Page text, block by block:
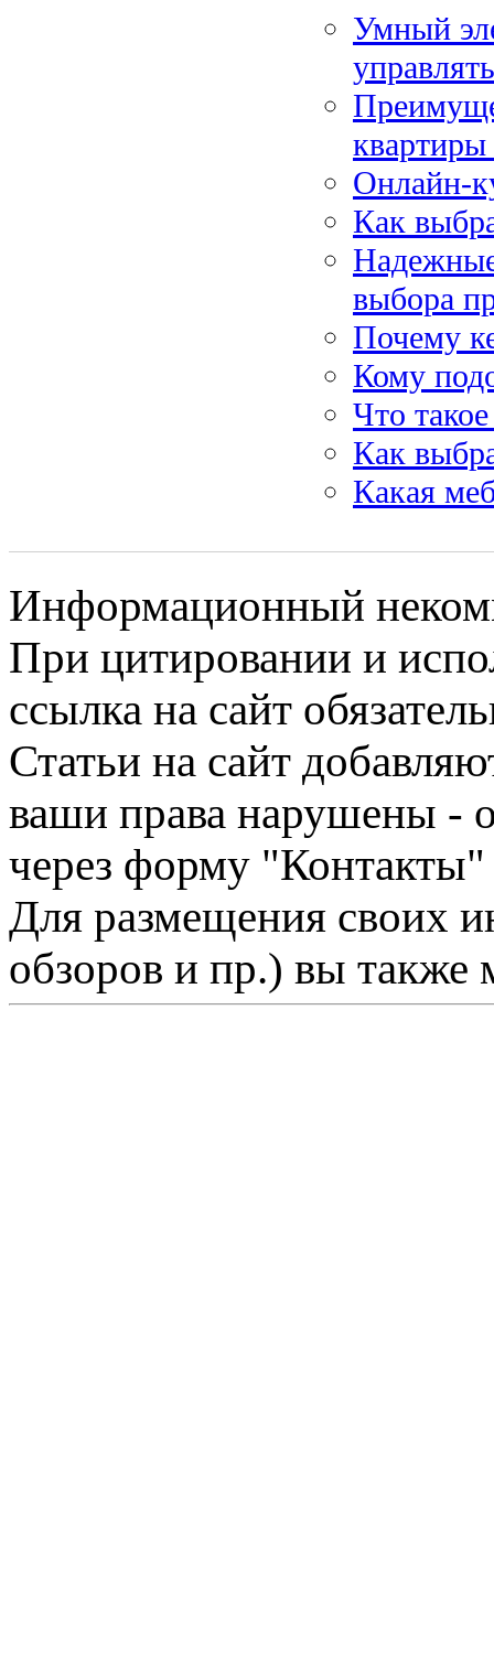
Умный
Онлайн-
Как
выбора
Почему
Кому
Что
Как
Какая
Информационный
При цитировании и
ссылка на сайт
Статьи на сайт
ваши права нарушены -
через форму "Контакты"
Для размещения своих
обзоров и пр.) вы также